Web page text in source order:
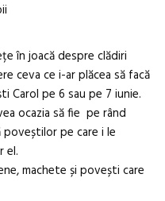
în joacă despre clădiri
ceva ce i-ar plăcea să facă
Carol pe 6 sau pe 7 iunie.
ocazia să fie pe rând
pe care i le
el.
machete și povești care